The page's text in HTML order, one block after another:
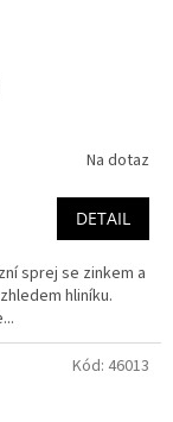
Na dotaz
DETAIL
sprej se zinkem a
hliníku.
Kód: 46013